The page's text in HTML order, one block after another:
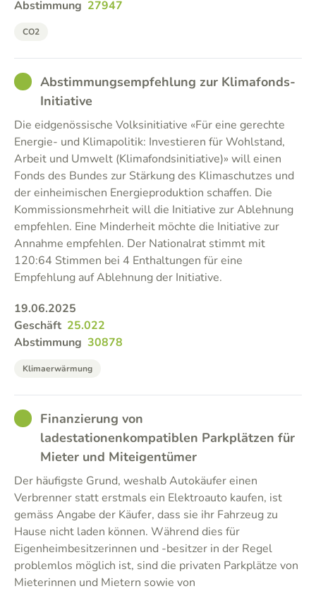
Abstimmung 27947
CO2
GOODAbstimmungsempfehlung zur Klimafonds-
Initiative
Die eidgenössische Volksinitiative «Für eine gerechte
Energie- und Klimapolitik: Investieren für Wohlstand,
Arbeit und Umwelt (Klimafondsinitiative)» will einen
Fonds des Bundes zur Stärkung des Klimaschutzes und
der einheimischen Energieproduktion schaffen. Die
Kommissionsmehrheit will die Initiative zur Ablehnung
empfehlen. Eine Minderheit möchte die Initiative zur
Annahme empfehlen. Der Nationalrat stimmt mit
120:64 Stimmen bei 4 Enthaltungen für eine
Empfehlung auf Ablehnung der Initiative.
19.06.2025
Geschäft 25.022
Abstimmung 30878
Klimaerwärmung
GOODFinanzierung von
ladestationenkompatiblen Parkplätzen für
Mieter und Miteigentümer
Der häufigste Grund, weshalb Autokäufer einen
Verbrenner statt erstmals ein Elektroauto kaufen, ist
gemäss Angabe der Käufer, dass sie ihr Fahrzeug zu
Hause nicht laden können. Während dies für
Eigenheimbesitzerinnen und -besitzer in der Regel
problemlos möglich ist, sind die privaten Parkplätze von
Mieterinnen und Mietern sowie von